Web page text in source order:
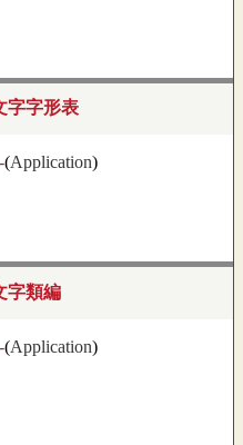
字字形表
(Application)
字類編
(Application)